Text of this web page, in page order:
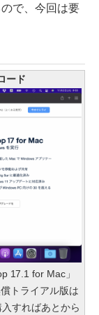
で、今回は要
ード
17.1 for Mac」
トライアル版は
すればあとから